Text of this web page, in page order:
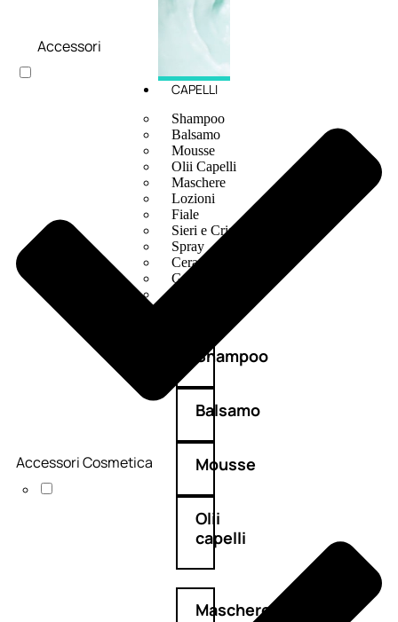
CAPELLI
Shampoo
Balsamo
Mousse
Olii Capelli
Maschere
Lozioni
Fiale
Sieri e Cristalli
Spray
Cera e Crema
Gel Capelli
Shampoo
Balsamo
Mousse
Olii
capelli
Maschere
Accessori
Accessori Cosmetica